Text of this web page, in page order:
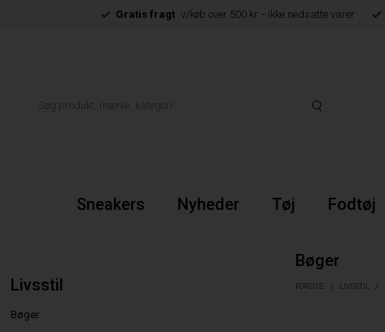
Gratis fragt v/køb over 500 kr. - ikke nedsatte varer
Sneakers Nyheder Tøj Fodtøj
Livsstil
Bøger
Bøger
FORSIDE LIVSSTIL